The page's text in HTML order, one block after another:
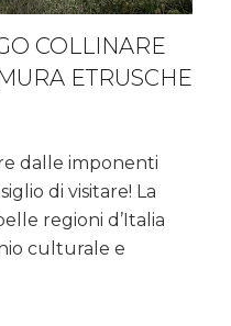
COLLINARE
ETRUSCHE
dalle imponenti
di visitare! La
regioni d’Italia
culturale e